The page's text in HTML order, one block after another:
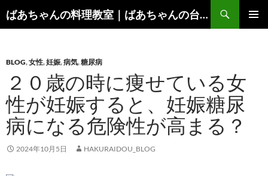
ン
ツ
ス
キ
ッ
プ
ばあちゃんの料理教室｜ばあちゃんの台所から学ぶ、食と健康の知恵
索
BLOG,女性,妊娠,病気,糖尿病
２０歳の時に痩せている女
性が妊娠すると、妊娠糖尿
病になる危険性が高まる？
2024年10月5日 HAKURAIDOU_BLOG